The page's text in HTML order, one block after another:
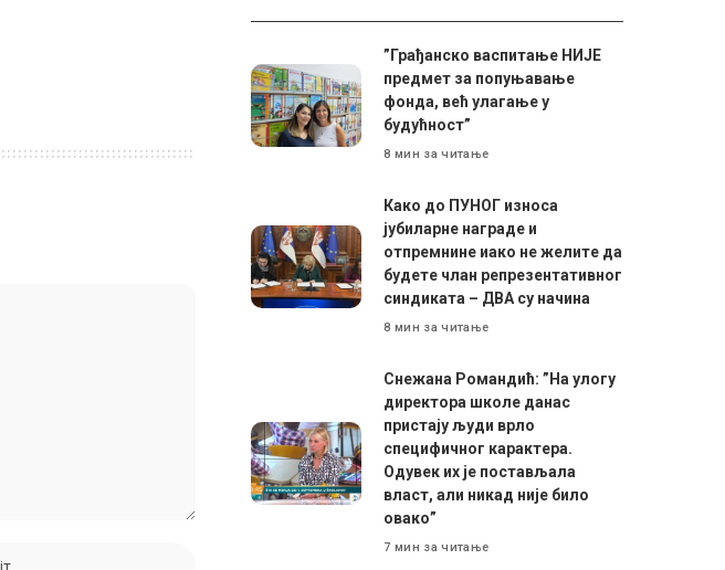
”Грађанско васпитање НИЈЕ
предмет за попуњавање
фонда, већ улагање у
будућност”
8 мин за читање
Како до ПУНОГ износа
јубиларне награде и
отпремнине иако не желите да
будете члан репрезентативног
синдиката – ДВА су начина
8 мин за читање
Снежана Романдић: ”На улогу
директора школе данас
пристају људи врло
специфичног карактера.
Одувек их је постављала
власт, али никад није било
овако”
7 мин за читање